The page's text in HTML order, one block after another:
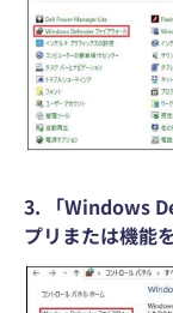
3. 「Windows
プリまたは機能